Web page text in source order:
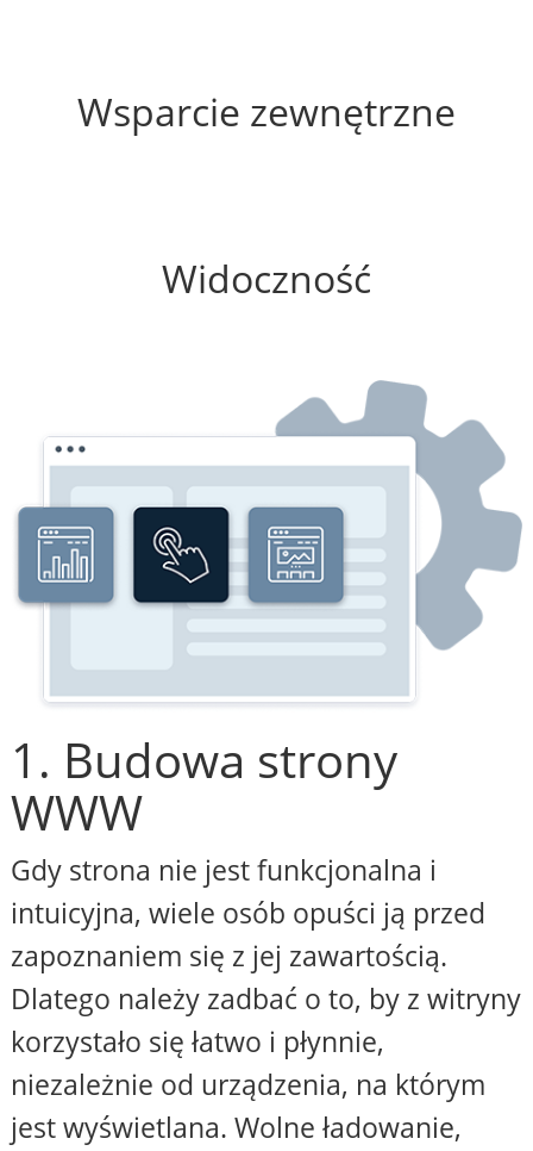
Wsparcie zewnętrzne
Widoczność
1. Budowa strony
WWW
Gdy strona nie jest funkcjonalna i
intuicyjna, wiele osób opuści ją przed
zapoznaniem się z jej zawartością.
Dlatego należy zadbać o to, by z witryny
korzystało się łatwo i płynnie,
niezależnie od urządzenia, na którym
jest wyświetlana. Wolne ładowanie,